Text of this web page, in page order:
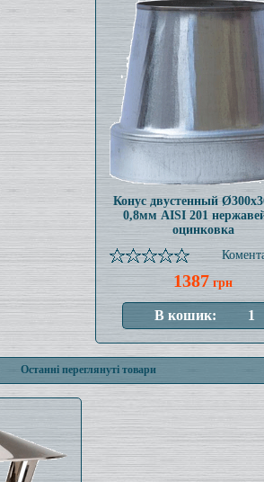
Конус двустенный
0,8мм AISI 201
оцинковка
1387грн
Останні переглянуті товари